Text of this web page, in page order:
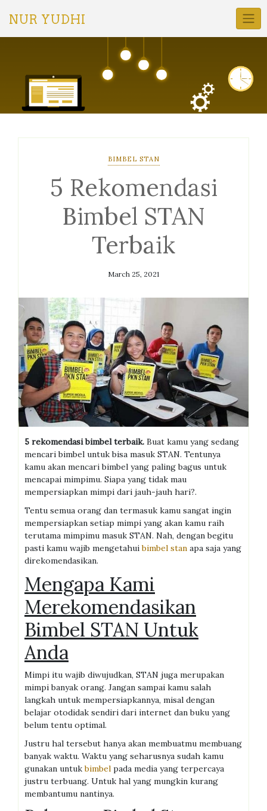
NUR YUDHI
BIMBEL STAN
5 Rekomendasi
Bimbel STAN
Terbaik
March 25, 2021
5 rekomendasi bimbel terbaik. Buat kamu yang sedang
mencari bimbel untuk bisa masuk STAN. Tentunya
kamu akan mencari bimbel yang paling bagus untuk
mencapai mimpimu. Siapa yang tidak mau
mempersiapkan mimpi dari jauh-jauh hari?.
Tentu semua orang dan termasuk kamu sangat ingin
mempersiapkan setiap mimpi yang akan kamu raih
terutama mimpimu masuk STAN. Nah, dengan begitu
pasti kamu wajib mengetahuibimbel stan apa saja yang
direkomendasikan.
Mengapa Kami
Merekomendasikan
Bimbel STAN Untuk
Anda
Mimpi itu wajib diwujudkan, STAN juga merupakan
mimpi banyak orang. Jangan sampai kamu salah
langkah untuk mempersiapkannya, misal dengan
belajar otodidak sendiri dari internet dan buku yang
belum tentu optimal.
Justru hal tersebut hanya akan membuatmu membuang
banyak waktu. Waktu yang seharusnya sudah kamu
gunakan untukbimbel pada media yang terpercaya
justru terbuang. Untuk hal yang mungkin kurang
membantumu nantinya.